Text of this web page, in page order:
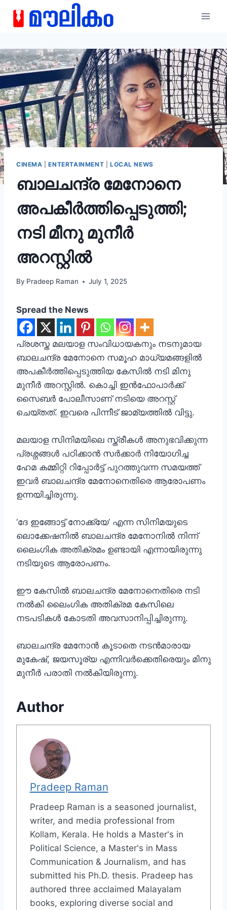
CINEMA |ENTERTAINMENT LOCAL NEWS
ബാലചന്ദ്ര മേനോനെ
അപകീർത്തിപ്പെടുത്തി;
നടി മീനു മുനീർ
അറസ്റ്റിൽ
By Pradeep Raman July 1, 2025
Spread the News
പ്രശസ്ത മലയാള സംവിധായകനും നടനുമായ
ബാലചന്ദ്ര മേനോനെ സമൂഹ മാധ്യമങ്ങളിൽ
അപകീർത്തിപ്പെടുത്തിയ കേസിൽ നടി മിനു
മുനീര്‍ അറസ്റ്റില്‍. കൊച്ചി ഇൻഫോപാർക്ക്
സൈബർ പോലീസാണ് നടിയെ അറസ്റ്റ്
ചെയ്‍തത്. ഇവരെ പിന്നീട് ജാമ്യത്തില്‍ വിട്ടു.
മലയാള സിനിമയിലെ സ്ത്രീകൾ അനുഭവിക്കുന്ന
പ്രശ്നങ്ങൾ പഠിക്കാൻ സർക്കാർ നിയോഗിച്ച
ഹേമ കമ്മിറ്റി റിപ്പോര്‍ട്ട് പുറത്തുവന്ന സമയത്ത്
ഇവർ ബാലചന്ദ്ര മേനോനെതിരെ ആരോപണം
ഉന്നയിച്ചിരുന്നു.
‘ദേ ഇങ്ങോട്ട് നോക്ക്യേ’ എന്ന സിനിമയുടെ
ലൊക്കേഷനിൽ ബാലചന്ദ്ര മേനോനില്‍ നിന്ന്
ലൈംഗിക അതിക്രമം ഉണ്ടായി എന്നായിരുന്നു
നടിയുടെ ആരോപണം.
ഈ കേസിൽ ബാലചന്ദ്ര മേനോനെതിരെ നടി
നല്‍കി ലൈംഗിക അതിക്രമ കേസിലെ
നടപടികള്‍ കോടതി അവസാനിപ്പിച്ചിരുന്നു.
ബാലചന്ദ്ര മേനോൻ കൂടാതെ നടൻമാരായ
മുകേഷ്, ജയസൂര്യ എന്നിവര്‍ക്കെതിരെയും മിനു
മുനീര്‍ പരാതി നല്‍കിയിരുന്നു.
Author
Pradeep Raman
Pradeep Raman is a seasoned journalist,
writer, and media professional from
Kollam, Kerala. He holds a Master's in
Political Science, a Master's in Mass
Communication & Journalism, and has
submitted his Ph.D. thesis. Pradeep has
authored three acclaimed Malayalam
books, exploring diverse social and